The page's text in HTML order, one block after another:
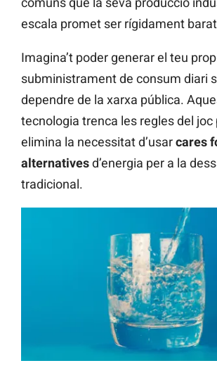
escala promet ser rígidament
Imagina’t poder generar el teu
subministrament de consum diari
dependre de la xarxa pública.
tecnologia trenca les regles del joc
elimina la necessitat d’usarcares
alternativesd’energia per a la
tradicional.